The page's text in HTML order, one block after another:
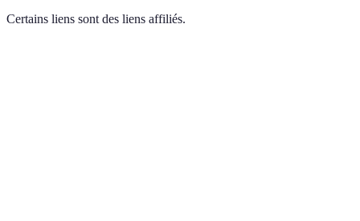
Certains liens sont des liens affiliés.